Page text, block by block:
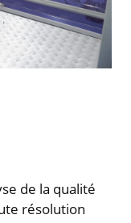
de la qualité
résolution